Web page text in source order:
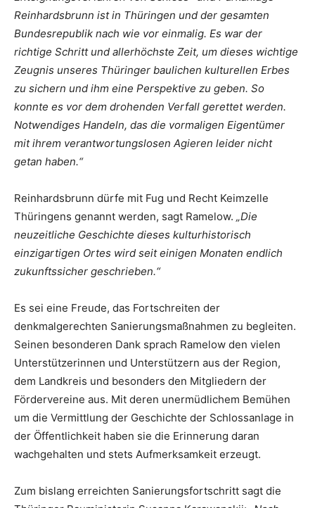
Reinhardsbrunn ist in Thüringen und der gesamten
Bundesrepublik nach wie vor einmalig. Es war der
richtige Schritt und allerhöchste Zeit, um dieses wichtige
Zeugnis unseres Thüringer baulichen kulturellen Erbes
zu sichern und ihm eine Perspektive zu geben. So
konnte es vor dem drohenden Verfall gerettet werden.
Notwendiges Handeln, das die vormaligen Eigentümer
mit ihrem verantwortungslosen Agieren leider nicht
getan haben.“
Reinhardsbrunn dürfe mit Fug und Recht Keimzelle
Thüringens genannt werden, sagt Ramelow. „Die
neuzeitliche Geschichte dieses kulturhistorisch
einzigartigen Ortes wird seit einigen Monaten endlich
zukunftssicher geschrieben.“
Es sei eine Freude, das Fortschreiten der
denkmalgerechten Sanierungsmaßnahmen zu begleiten.
Seinen besonderen Dank sprach Ramelow den vielen
Unterstützerinnen und Unterstützern aus der Region,
dem Landkreis und besonders den Mitgliedern der
Fördervereine aus. Mit deren unermüdlichem Bemühen
um die Vermittlung der Geschichte der Schlossanlage in
der Öffentlichkeit haben sie die Erinnerung daran
wachgehalten und stets Aufmerksamkeit erzeugt.
Zum bislang erreichten Sanierungsfortschritt sagt die